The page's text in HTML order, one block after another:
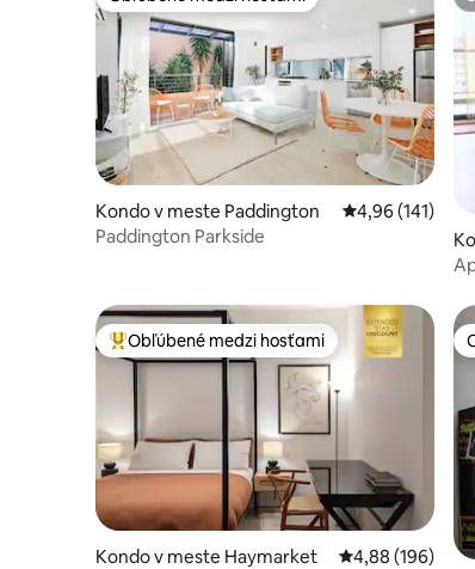
Obľúbené medzi hosťami
Kondo v meste Paddington Priemerné
4,96 (141)
Paddington Parkside
Najobľúbenejšie medzi hosťami
Obľúbené medzi hosťami
Kondo v meste Haymarket Priemerné
4,88 (196)